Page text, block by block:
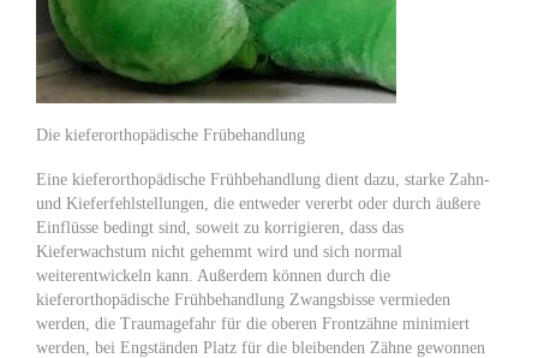
Die kieferorthopädische Frübehandlung
Eine kieferorthopädische Frühbehandlung dient dazu, starke Zahn-
und Kieferfehlstellungen, die entweder vererbt oder durch äußere
Einflüsse bedingt sind, soweit zu korrigieren, dass das
Kieferwachstum nicht gehemmt wird und sich normal
weiterentwickeln kann. Außerdem können durch die
kieferorthopädische Frühbehandlung Zwangsbisse vermieden
werden, die Traumagefahr für die oberen Frontzähne minimiert
werden, bei Engständen Platz für die bleibenden Zähne gewonnen